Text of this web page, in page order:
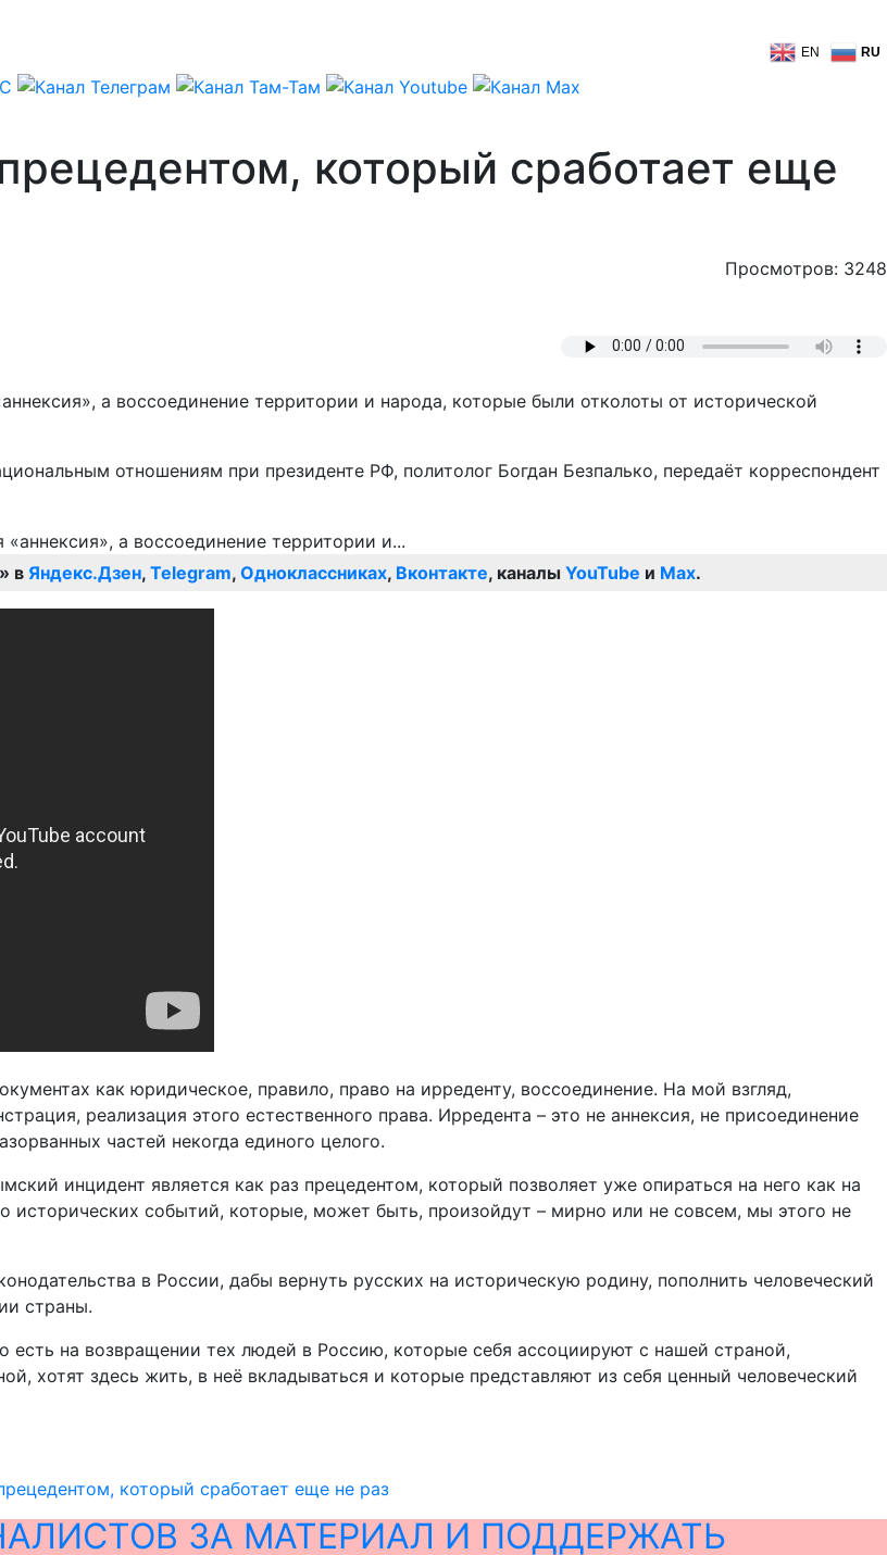
EN RU
который сработает еще
Просмотров: 3248
а воссоединение территории и народа, которые были отколоты от исторической
отношениям при президенте РФ, политолог Богдан Безпалько, передаёт корреспондент
в Яндекс.Дзен, Telegram, Одноклассниках, Вконтакте, каналы YouTube и Max.
как юридическое, правило, право на ирреденту, воссоединение. На мой взгляд,
реализация этого естественного права. Ирредента – это не аннексия, не присоединение
частей некогда единого целого.
инцидент является как раз прецедентом, который позволяет уже опираться на него как на
исторических событий, которые, может быть, произойдут – мирно или не совсем, мы этого не
в России, дабы вернуть русских на историческую родину, пополнить человеческий
страны.
есть на возвращении тех людей в Россию, которые себя ассоциируют с нашей страной,
хотят здесь жить, в неё вкладываться и которые представляют из себя ценный человеческий
который сработает еще не раз
ЗА МАТЕРИАЛ И ПОДДЕРЖАТЬ